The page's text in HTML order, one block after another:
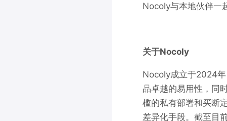
Nocoly与本地伙伴一
关于Nocoly
Nocoly成立于2024
品卓越的易用性，同
槛的私有部署和买断
差异化手段。截至目